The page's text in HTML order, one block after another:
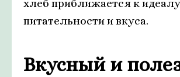
хлеб приближается к
питательности и вкуса.
Вкусный и